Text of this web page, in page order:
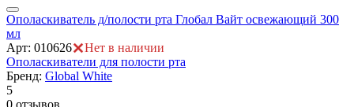
Ополаскиватель д/полости рта Глобал Вайт освежающий 300
мл
Арт: 010626
Нет в наличии
Ополаскиватели для полости рта
Бренд: Global White
5